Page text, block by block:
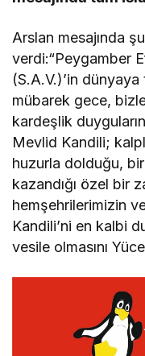
Arslan mesajında
verdi:“Peygamber
(S.A.V.)’in
mübarek gece,
kardeşlik
Mevlid Kandili;
huzurla dolduğu,
kazandığı özel bir
hemşehrilerimizin
Kandili’ni en kalbi
vesile olmasını